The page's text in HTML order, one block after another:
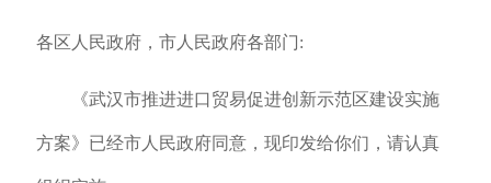
各区人民政府，市人民政府各部门:
《武汉市推进进口贸易促进创新示范区建设实施
方案》已经市人民政府同意，现印发给你们，请认真